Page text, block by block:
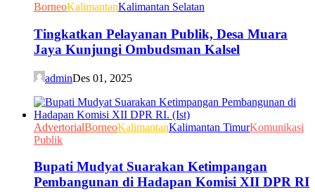
BorneoKalimantanKalimantan Selatan
Tingkatkan Pelayanan Publik, Desa Muara
Jaya Kunjungi Ombudsman Kalsel
adminDes 01, 2025
AdvertorialBorneoKalimantanKalimantan TimurKomunikasi
Publik
Bupati Mudyat Suarakan Ketimpangan
Pembangunan di Hadapan Komisi XII DPR RI